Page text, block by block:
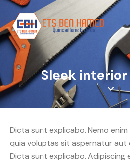
Sleek
Dicta sunt explicabo. Nemo
quia voluptas sit aspernatur aut
Dicta sunt explicabo. Adipiscing